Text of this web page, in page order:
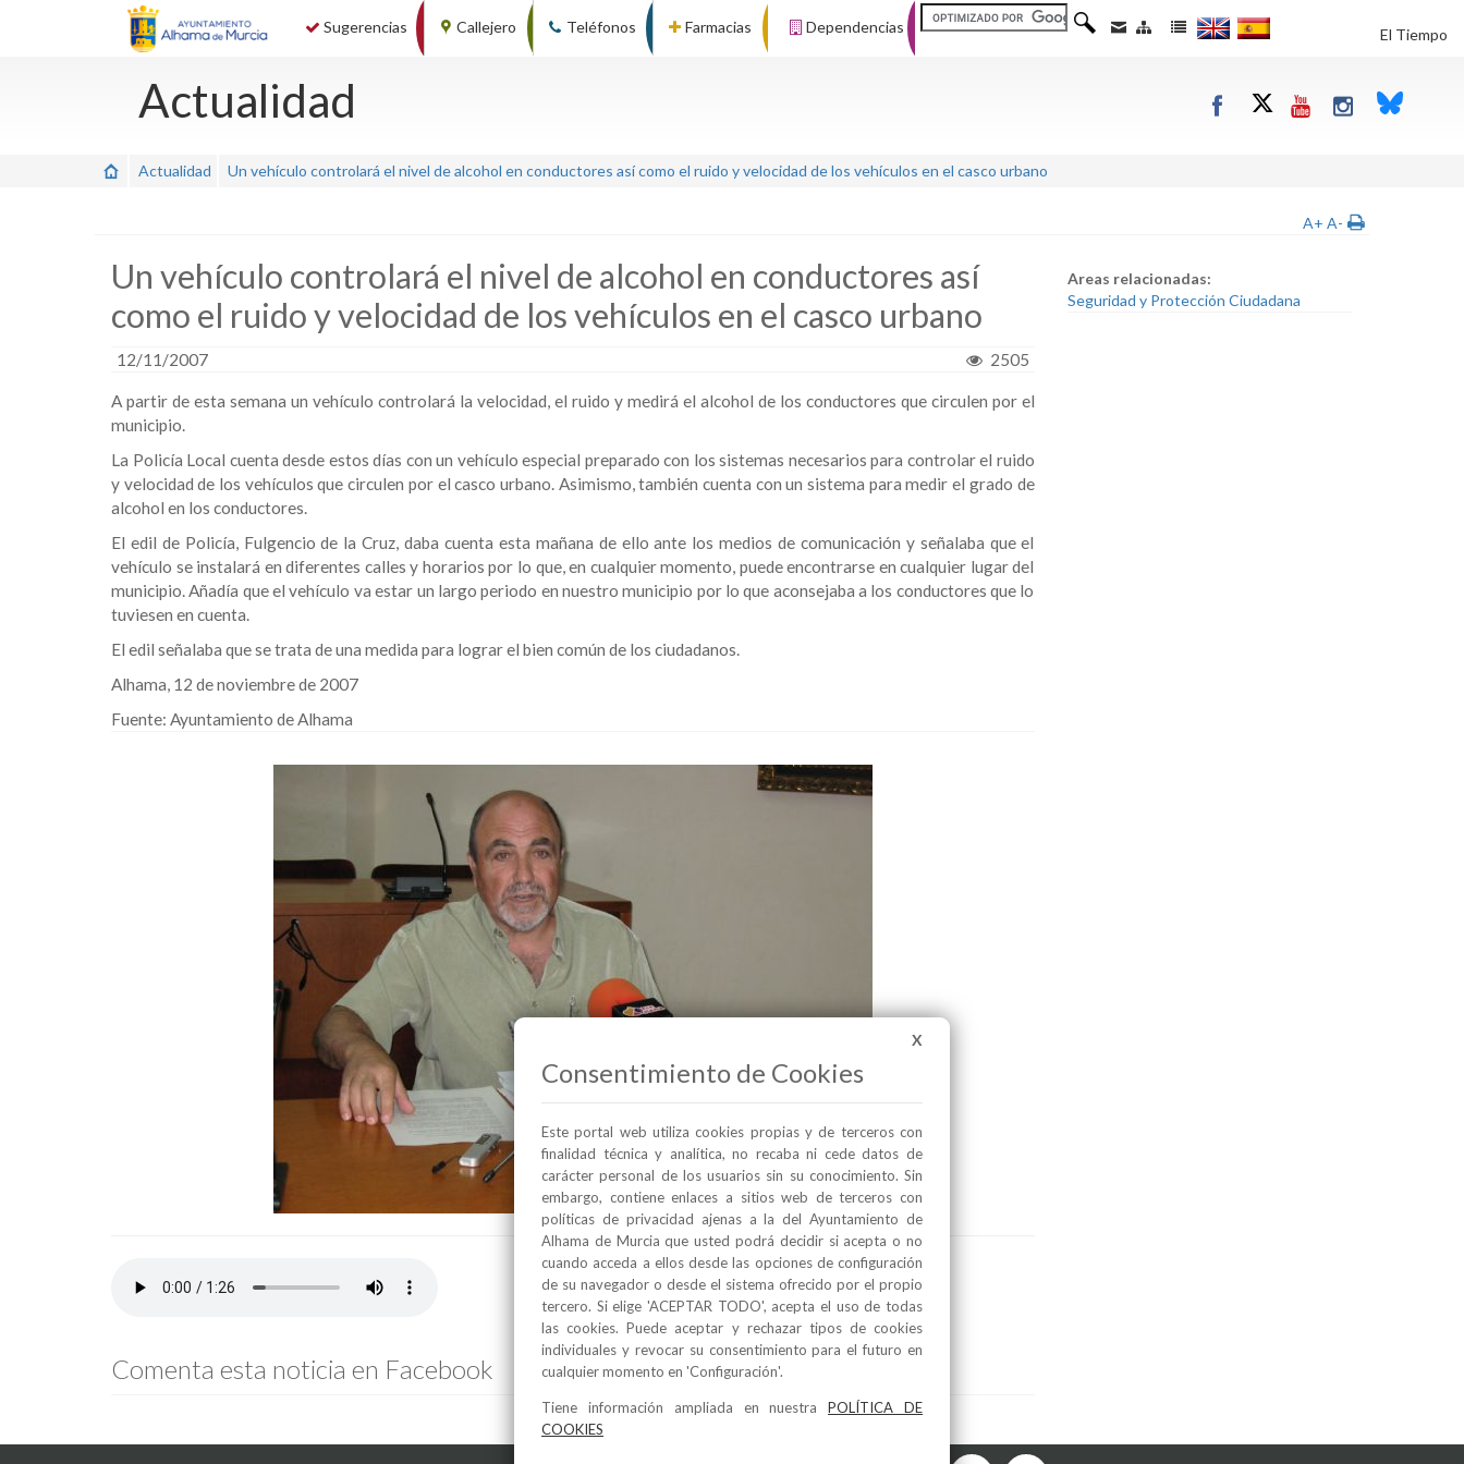
Sugerencias Callejero Teléfonos Farmacias Dependencias El Tiempo
Actualidad
Actualidad Un vehículo controlará el nivel de alcohol en conductores así como el ruido y velocidad de los vehículos en el casco urbano
A+ A-
Un vehículo controlará el nivel de alcohol en conductores así
como el ruido y velocidad de los vehículos en el casco urbano
12/11/2007 2505
A partir de esta semana un vehículo controlará la velocidad, el ruido y medirá el alcohol de los conductores que circulen por el
municipio.
La Policía Local cuenta desde estos días con un vehículo especial preparado con los sistemas necesarios para controlar el ruido
y velocidad de los vehículos que circulen por el casco urbano. Asimismo, también cuenta con un sistema para medir el grado de
alcohol en los conductores.
El edil de Policía, Fulgencio de la Cruz, daba cuenta esta mañana de ello ante los medios de comunicación y señalaba que el
vehículo se instalará en diferentes calles y horarios por lo que, en cualquier momento, puede encontrarse en cualquier lugar del
municipio. Añadía que el vehículo va estar un largo periodo en nuestro municipio por lo que aconsejaba a los conductores que lo
tuviesen en cuenta.
El edil señalaba que se trata de una medida para lograr el bien común de los ciudadanos.
Alhama, 12 de noviembre de 2007
Fuente: Ayuntamiento de Alhama
Comenta esta noticia en Facebook
Areas relacionadas:
Seguridad y Protección Ciudadana
X
Consentimiento de Cookies
Este portal web utiliza cookies propias y de terceros con
finalidad técnica y analítica, no recaba ni cede datos de
carácter personal de los usuarios sin su conocimiento. Sin
embargo, contiene enlaces a sitios web de terceros con
políticas de privacidad ajenas a la del Ayuntamiento de
Alhama de Murcia que usted podrá decidir si acepta o no
cuando acceda a ellos desde las opciones de configuración
de su navegador o desde el sistema ofrecido por el propio
tercero. Si elige 'ACEPTAR TODO', acepta el uso de todas
las cookies. Puede aceptar y rechazar tipos de cookies
individuales y revocar su consentimiento para el futuro en
cualquier momento en 'Configuración'.
Tiene información ampliada en nuestraPOLÍTICA DE
COOKIES